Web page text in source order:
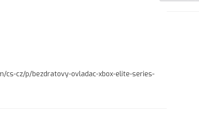
cs-cz/p/bezdratovy-ovladac-xbox-elite-series-